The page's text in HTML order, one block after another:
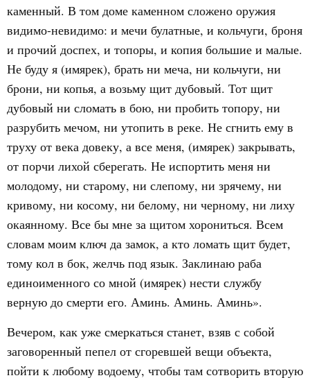
каменный. В том доме каменном сложено оружия
видимо-невидимо: и мечи булатные, и кольчуги, броня
и прочий доспех, и топоры, и копия большие и малые.
Не буду я (имярек), брать ни меча, ни кольчуги, ни
брони, ни копья, а возьму щит дубовый. Тот щит
дубовый ни сломать в бою, ни пробить топору, ни
разрубить мечом, ни утопить в реке. Не сгнить ему в
труху от века довеку, а все меня, (имярек) закрывать,
от порчи лихой сберегать. Не испортить меня ни
молодому, ни старому, ни слепому, ни зрячему, ни
кривому, ни косому, ни белому, ни черному, ни лиху
окаянному. Все бы мне за щитом хорониться. Всем
словам моим ключ да замок, а кто ломать щит будет,
тому кол в бок, желчь под язык. Заклинаю раба
единоименного со мной (имярек) нести службу
верную до смерти его. Аминь. Аминь. Аминь».
Вечером, как уже смеркаться станет, взяв с собой
заговоренный пепел от сгоревшей вещи объекта,
пойти к любому водоему, чтобы там сотворить вторую